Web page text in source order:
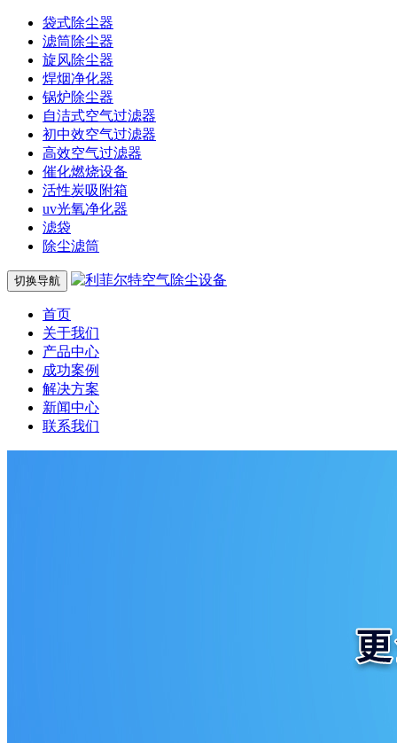
袋式除尘器
滤筒除尘器
旋风除尘器
焊烟净化器
锅炉除尘器
自洁式空气过滤器
初中效空气过滤器
高效空气过滤器
催化燃烧设备
活性炭吸附箱
uv光氧净化器
滤袋
除尘滤筒
切换导航
首页
关于我们
产品中心
成功案例
解决方案
新闻中心
联系我们